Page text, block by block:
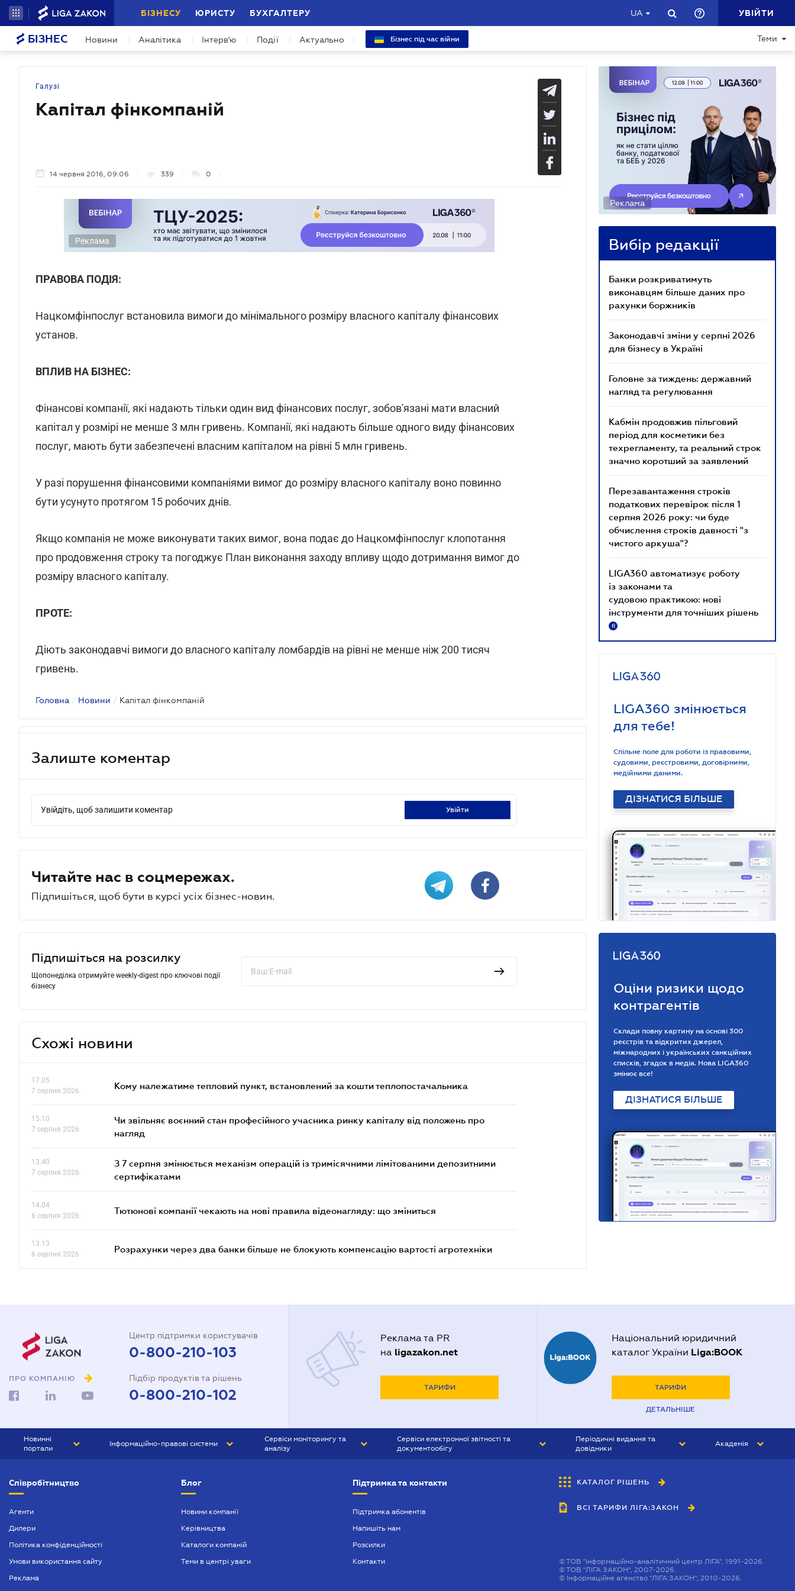
БІЗНЕСУ ЮРИСТУ БУХГАЛТЕРУ UA УВІЙТИ
БІЗНЕС Новини Аналітика Інтерв'ю Події Актуально Бізнес під час війни Теми
Галузі
Капітал фінкомпаній
14 червня 2016, 09:06 339 0
Реклама
ПРАВОВА ПОДІЯ:
Нацкомфінпослуг встановила вимоги до мінімального розміру власного капіталу фінансових
установ.
ВПЛИВ НА БІЗНЕС:
Фінансові компанії, які надають тільки один вид фінансових послуг, зобов'язані мати власний
капітал у розмірі не менше 3 млн гривень. Компанії, які надають більше одного виду фінансових
послуг, мають бути забезпечені власним капіталом на рівні 5 млн гривень.
У разі порушення фінансовими компаніями вимог до розміру власного капіталу воно повинно
бути усунуто протягом 15 робочих днів.
Якщо компанія не може виконувати таких вимог, вона подає до Нацкомфінпослуг клопотання
про продовження строку та погоджує План виконання заходу впливу щодо дотримання вимог до
розміру власного капіталу.
ПРОТЕ:
Діють законодавчі вимоги до власного капіталу ломбардів на рівні не менше ніж 200 тисяч
гривень.
Головна / Новини / Капітал фінкомпаній
Залиште коментар
Увійдіть, щоб залишити коментар увійти
Читайте нас в соцмережах.
Підпишіться, щоб бути в курсі усіх бізнес-новин.
Підпишіться на розсилку
Щопонеділка отримуйте weekly-digest про ключові події
бізнесу
Схожі новини
17.05
7 серпня 2026
Кому належатиме тепловий пункт, встановлений за кошти теплопостачальника
15.10
7 серпня 2026
Чи звільняє воєнний стан професійного учасника ринку капіталу від положень про
нагляд
13.40
7 серпня 2026
З 7 серпня змінюється механізм операцій із тримісячними лімітованими депозитними
сертифікатами
14.04
6 серпня 2026
Тютюнові компанії чекають на нові правила відеонагляду: що зміниться
13.13
6 серпня 2026
Розрахунки через два банки більше не блокують компенсацію вартості агротехніки
Реклама
Вибір редакції
Банки розкриватимуть
виконавцям більше даних про
рахунки боржників
Законодавчі зміни у серпні 2026
для бізнесу в Україні
Головне за тиждень: державний
нагляд та регулювання
Кабмін продовжив пільговий
період для косметики без
техрегламенту, та реальний строк
значно коротший за заявлений
Перезавантаження строків
податкових перевірок після 1
серпня 2026 року: чи буде
обчислення строків давності "з
чистого аркуша"?
LIGA360 автоматизує роботу
із законами та
судовою практикою: нові
інструменти для точніших рішень
R
LIGA360 змінюється
для тебе!
Спільне поле для роботи із правовими,
судовими, реєстровими, договірними,
медійними даними.
ДІЗНАТИСЯ БІЛЬШЕ
Оціни ризики щодо
контрагентів
Склади повну картину на основі 300
реєстрів та відкритих джерел,
міжнародних і українських санкційних
списків, згадок в медіа. Нова LIGA360
змінює все!
ДІЗНАТИСЯ БІЛЬШЕ
ПРО КОМПАНІЮ
Центр підтримки користувачів
0-800-210-103
Підбір продуктів та рішень
0-800-210-102
Реклама та PR
на ligazakon.net
ТАРИФИ
Національний юридичний
каталог України Liga:BOOK
ТАРИФИ
ДЕТАЛЬНІШЕ
Новинні
портали
БІЗНЕС
Інформаційно-правові системи
БУХГАЛТЕР ПРОФ
Сервіси моніторингу та
аналізу
Сервіси електронної звітності та
документообігу
Періодичні видання та
довідники
БУХГАЛТЕР&ЗАКОН
ВІСНИК МСФЗ
Академія
Співробітництво
Агенти
Дилери
Політика конфіденційності
Умови використання сайту
Реклама
Блог
Новини компанії
Керівництва
Каталоги компаній
Теми в центрі уваги
Підтримка та контакти
Підтримка абонентів
Напишіть нам
Розсилки
Контакти
КАТАЛОГ РІШЕНЬ
ВСІ ТАРИФИ ЛІГА:ЗАКОН
©ТОВ "інформаційно-аналітичний центр ЛІГА", 1991-2026.
©ТОВ "ЛІГА ЗАКОН", 2007-2026.
© Інформаційне агенство "ЛІГА:ЗАКОН", 2010-2026.